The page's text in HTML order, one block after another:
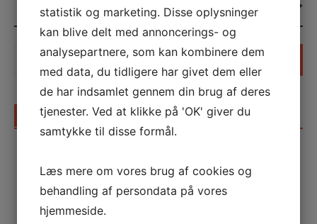
SENESTE INDLÆG
billeder til gastronomien
Kropsterapi i Nykøbing F: Effektiv behandling for krop
og sind
statistik og marketing. Disse oplysninger
kan blive delt med annoncerings- og
analysepartnere, som kan kombinere dem
med data, du tidligere har givet dem eller
de har indsamlet gennem din brug af deres
tjenester. Ved at klikke på 'OK' giver du
samtykke til disse formål.
Læs mere om vores brug af cookies og
behandling af persondata på vores
hjemmeside.